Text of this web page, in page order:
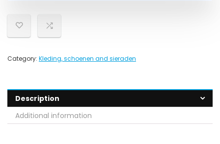
Category: Kleding, schoenen and sieraden
Description
Additional information